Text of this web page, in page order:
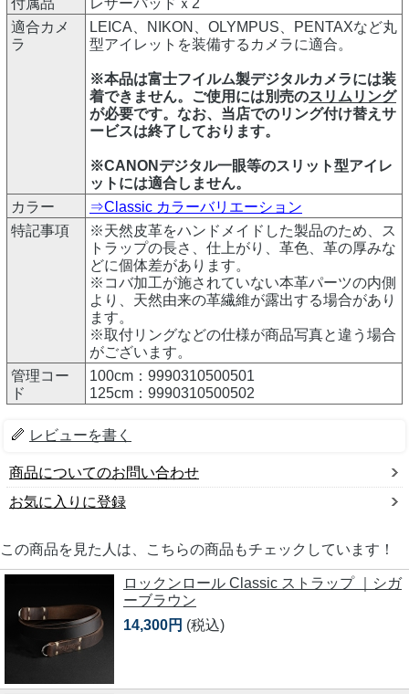
付属品
レザーパッドｘ2
適合カメ
ラ
LEICA、NIKON、OLYMPUS、PENTAXなど丸
型アイレットを装備するカメラに適合。
※本品は富士フイルム製デジタルカメラには装
着できません。ご使用には別売のスリムリング
が必要です。なお、当店でのリング付け替えサ
ービスは終了しております。
※CANONデジタル一眼等のスリット型アイレ
ットには適合しません。
カラー
⇒Classic カラーバリエーション
特記事項
※天然皮革をハンドメイドした製品のため、ス
トラップの長さ、仕上がり、革色、革の厚みな
どに個体差があります。
※コバ加工が施されていない本革パーツの内側
より、天然由来の革繊維が露出する場合があり
ます。
※取付リングなどの仕様が商品写真と違う場合
がございます。
管理コー
ド
100cm：9990310500501
125cm：9990310500502
レビューを書く
商品についてのお問い合わせ
お気に入りに登録
この商品を見た人は、こちらの商品もチェックしています！
ロックンロール Classic ストラップ ｜シガ
ーブラウン
14,300円 (税込)